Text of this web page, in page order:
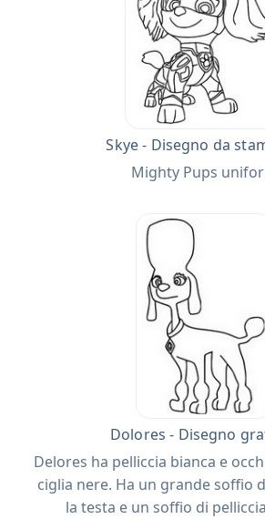
Skye - Disegno da
Mighty Pups
Dolores - Disegno
Delores ha pelliccia bianca e
ciglia nere. Ha un grande soffio
la testa e un soffio di